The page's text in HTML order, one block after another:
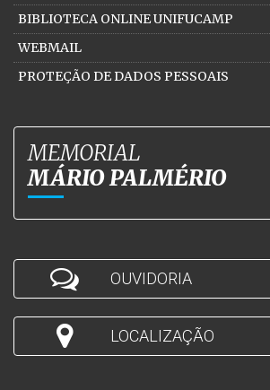
BIBLIOTECA ONLINE UNIFUCAMP
WEBMAIL
PROTEÇÃO DE DADOS PESSOAIS
MEMORIAL
MÁRIO PALMÉRIO
OUVIDORIA
LOCALIZAÇÃO